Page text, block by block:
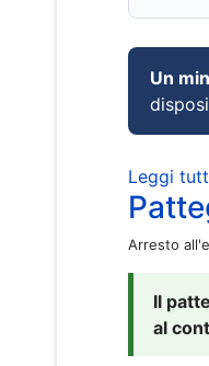
Un
Leggi
Arresto
Il
al